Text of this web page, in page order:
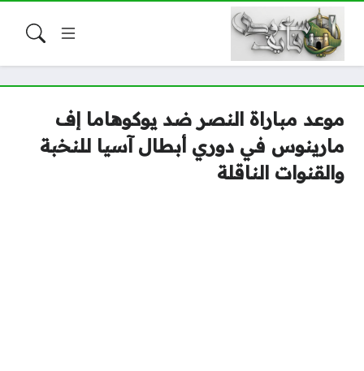
موعد مباراة النصر ضد يوكوهاما إف
مارينوس في دوري أبطال آسيا للنخبة
والقنوات الناقلة